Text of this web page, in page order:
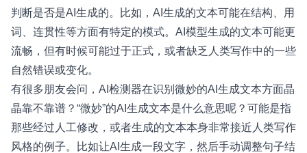
判断是否是AI生成的。比如，AI生成的文本可能在结构、用
词、连贯性等方面有特定的模式。AI模型生成的文本可能更
流畅，但有时候可能过于正式，或者缺乏人类写作中的一些
自然错误或变化。
有很多朋友会问，AI检测器在识别微妙的AI生成文本方面晶
晶靠不靠谱？“微妙”的AI生成文本是什么意思呢？可能是指
那些经过人工修改，或者生成的文本本身非常接近人类写作
风格的例子。比如让AI生成一段文字，然后手动调整句子结